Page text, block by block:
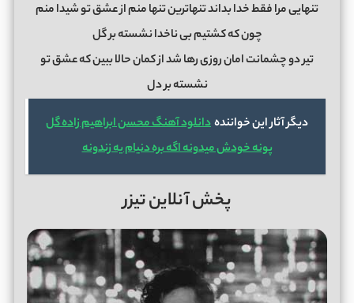
تنهایی مرا فقط خدا بداند تنهاترین تنها منم از عشق تو شیدا منم
چون که کشتیم بی ناخدا نشسته بر گل
تیر دو چشمانت امان روزی رها شد از کمان حالا ببین که عشق تو
نشسته بر دل
دیگر آثار این خوانندهدانلود آهنگ محسن ابراهیم زاده گل
پونه خودش میدونه اگه بره دنیام یه زندونه
پخش آنلاین تیزر